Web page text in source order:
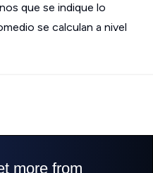
que se indique lo
se calculan a nivel